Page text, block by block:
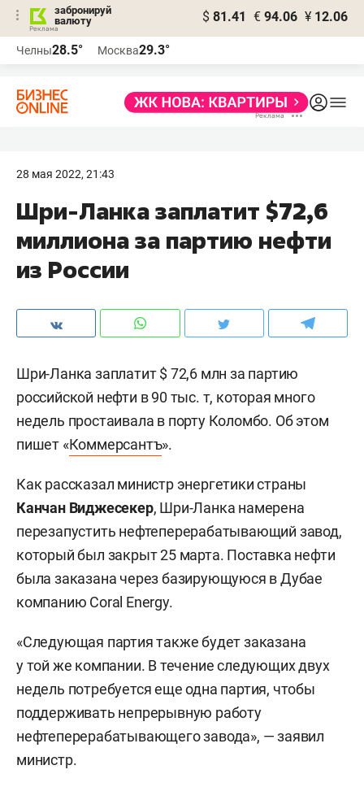
забронируй
валюту
$ 81.41 € 94.06 ¥ 12.06
Челны28.5° Москва29.3°
28 мая 2022, 21:43
Шри-Ланка заплатит $72,6
миллиона за партию нефти
из России
Шри-Ланка заплатит $ 72,6 млн за партию
российской нефти в 90 тыс. т, которая много
недель простаивала в порту Коломбо. Об этом
пишет «Коммерсантъ».
Как рассказал министр энергетики страны
Канчан Виджесекер, Шри-Ланка намерена
перезапустить нефтеперерабатывающий завод,
который был закрыт 25 марта. Поставка нефти
была заказана через базирующуюся в Дубае
компанию Coral Energy.
«Следующая партия также будет заказана
у той же компании. В течение следующих двух
недель потребуется еще одна партия, чтобы
поддерживать непрерывную работу
нефтеперерабатывающего завода», — заявил
министр.